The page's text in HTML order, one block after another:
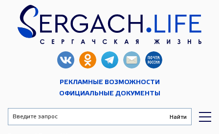
РЕКЛАМНЫЕ ВОЗМОЖНОСТИ
ОФИЦИАЛЬНЫЕ ДОКУМЕНТЫ